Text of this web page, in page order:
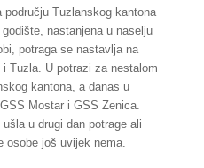
području Tuzlanskog kantona
nastanjena u naselju
potraga se nastavlja na
Tuzla. U potrazi za nestalom
kantona, a danas u
Mostar i GSS Zenica.
u drugi dan potrage ali
osobe još uvijek nema.